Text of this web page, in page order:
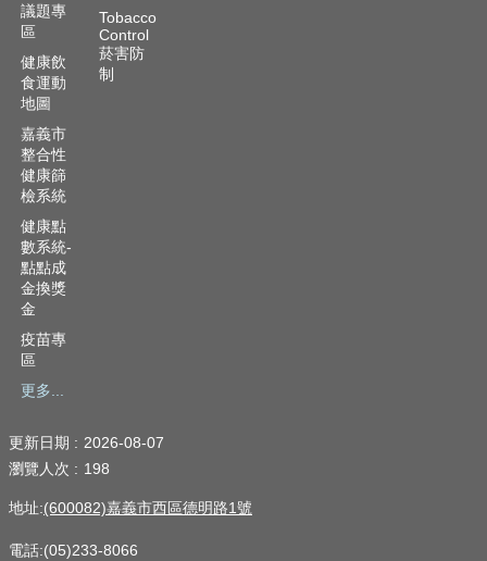
議題專
區
健康飲
食運動
地圖
嘉義市
整合性
健康篩
檢系統
健康點
數系統-
點點成
金換獎
金
疫苗專
區
更多...
Tobacco
Control
菸害防
制
更新日期
2026-08-07
瀏覽人次
198
地址:(600082)嘉義市西區德明路1號
電話:(05)233-8066